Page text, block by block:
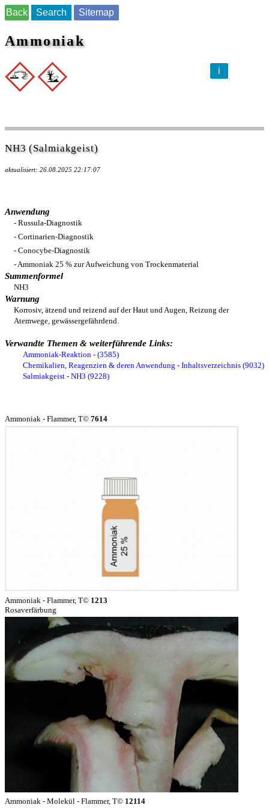
Back Search Sitemap
Ammoniak
i
NH3 (Salmiakgeist)
aktualisiert: 26.08.2025 22:17:07
Anwendung
- Russula-Diagnostik
- Cortinarien-Diagnostik
- Conocybe-Diagnostik
- Ammoniak 25 % zur Aufweichung von Trockenmaterial
Summenformel
NH3
Warnung
Korrosiv, ätzend und reizend auf der Haut und Augen, Reizung der
Atemwege, gewässergefährdend.
Verwandte Themen & weiterführende Links:
Ammoniak-Reaktion - (3585)
Chemikalien, Reagenzien & deren Anwendung - Inhaltsverzeichnis (9032)
Salmiakgeist - NH3 (9228)
Ammoniak - Flammer, T© 7614
Ammoniak - Flammer, T© 1213
Rosaverfärbung
Ammoniak - Molekül - Flammer, T© 12114